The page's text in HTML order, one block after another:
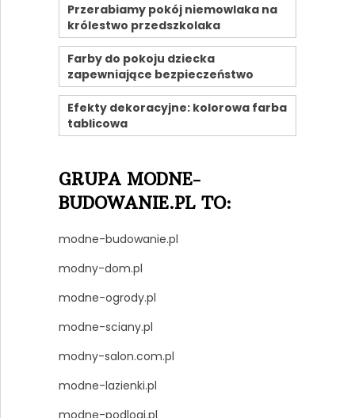
Przerabiamy pokój niemowlaka na
królestwo przedszkolaka
Farby do pokoju dziecka
zapewniające bezpieczeństwo
Efekty dekoracyjne: kolorowa farba
tablicowa
GRUPA MODNE-
BUDOWANIE.PL TO:
modne-budowanie.pl
modny-dom.pl
modne-ogrody.pl
modne-sciany.pl
modny-salon.com.pl
modne-lazienki.pl
modne-podlogi.pl